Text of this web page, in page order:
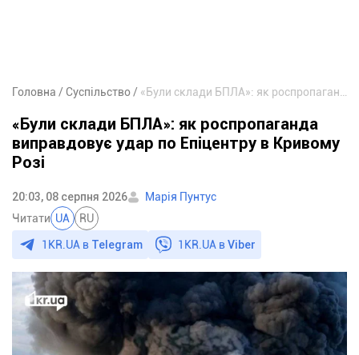
Головна Суспільство «Були склади БПЛА»: як роспропаганда виправдовує удар по Епіцентру в Кривому Розі
«Були склади БПЛА»: як роспропаганда
виправдовує удар по Епіцентру в Кривому
Розі
20:03, 08 серпня 2026
Марія Пунтус
Читати UA RU
1KR.UA в Telegram 1KR.UA вViber